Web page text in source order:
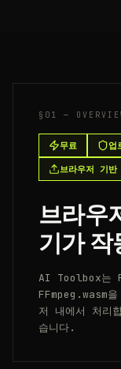
§01 —
무료 업
브라우저 기반
브라우
기가 작
AI Toolbox는
FFmpeg.wasm
저 내에서 처리
습니다.